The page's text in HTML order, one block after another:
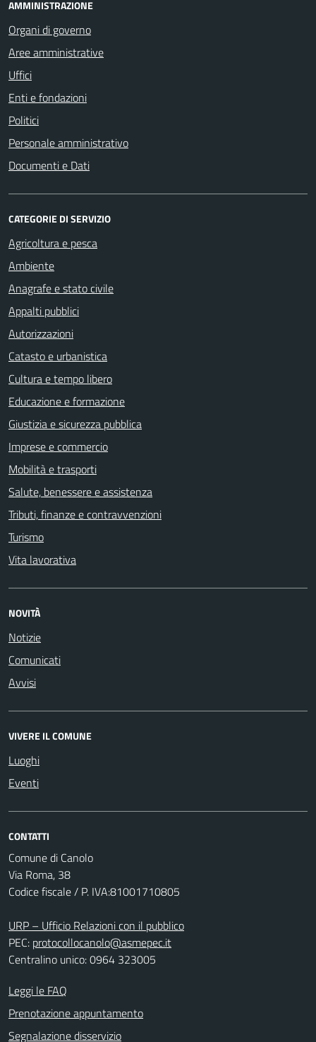
AMMINISTRAZIONE
Organi di governo
Aree amministrative
Uffici
Enti e fondazioni
Politici
Personale amministrativo
Documenti e Dati
CATEGORIE DI SERVIZIO
Agricoltura e pesca
Ambiente
Anagrafe e stato civile
Appalti pubblici
Autorizzazioni
Catasto e urbanistica
Cultura e tempo libero
Educazione e formazione
Giustizia e sicurezza pubblica
Imprese e commercio
Mobilità e trasporti
Salute, benessere e assistenza
Tributi, finanze e contravvenzioni
Turismo
Vita lavorativa
NOVITÀ
Notizie
Comunicati
Avvisi
VIVERE IL COMUNE
Luoghi
Eventi
CONTATTI
Comune di Canolo
Via Roma, 38
Codice fiscale / P. IVA:81001710805
URP – Ufficio Relazioni con il pubblico
PEC: protocollocanolo@asmepec.it
Centralino unico: 0964 323005
Leggi le FAQ
Prenotazione appuntamento
Segnalazione disservizio